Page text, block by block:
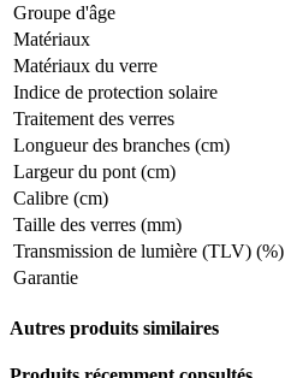
Groupe d'âge
Matériaux
Matériaux du verre
Indice de protection solaire
Traitement des verres
Longueur des branches (cm)
Largeur du pont (cm)
Calibre (cm)
Taille des verres (mm)
Transmission de lumière (TLV) (%)
Garantie
Autres produits similaires